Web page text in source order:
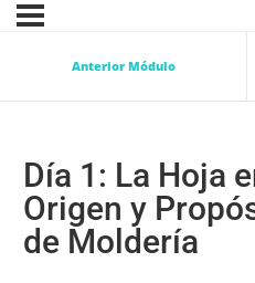
Anterior Módulo
Día 1: La Hoja
Origen y
de Moldería